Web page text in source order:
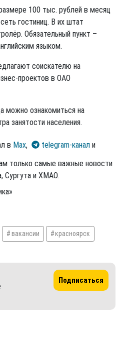
100 тыс. рублей в месяц
гостиниц. В их штат
Обязательный пункт –
языком.
соискателю на
проектов в ОАО
можно ознакомиться на
занятости населения.
в Max, telegram-канал и
только самые важные новости
Сургута и ХМАО.
вакансии красноярск
Подписаться